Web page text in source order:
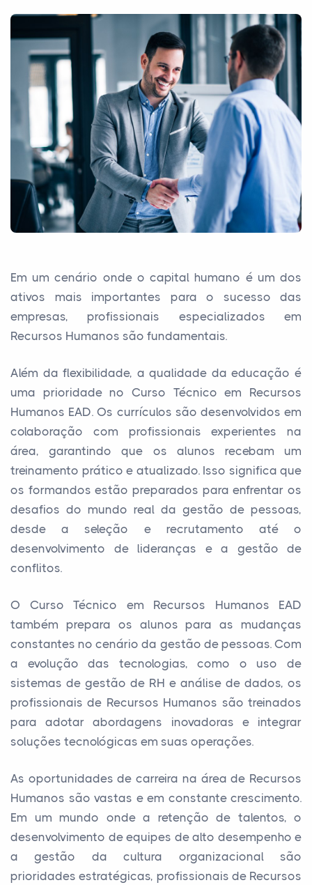
Em um cenário onde o capital humano é um dos
ativos mais importantes para o sucesso das
empresas, profissionais especializados em
Recursos Humanos são fundamentais.
Além da flexibilidade, a qualidade da educação é
uma prioridade no Curso Técnico em Recursos
Humanos EAD. Os currículos são desenvolvidos em
colaboração com profissionais experientes na
área, garantindo que os alunos recebam um
treinamento prático e atualizado. Isso significa que
os formandos estão preparados para enfrentar os
desafios do mundo real da gestão de pessoas,
desde a seleção e recrutamento até o
desenvolvimento de lideranças e a gestão de
conflitos.
O Curso Técnico em Recursos Humanos EAD
também prepara os alunos para as mudanças
constantes no cenário da gestão de pessoas. Com
a evolução das tecnologias, como o uso de
sistemas de gestão de RH e análise de dados, os
profissionais de Recursos Humanos são treinados
para adotar abordagens inovadoras e integrar
soluções tecnológicas em suas operações.
As oportunidades de carreira na área de Recursos
Humanos são vastas e em constante crescimento.
Em um mundo onde a retenção de talentos, o
desenvolvimento de equipes de alto desempenho e
a gestão da cultura organizacional são
prioridades estratégicas, profissionais de Recursos